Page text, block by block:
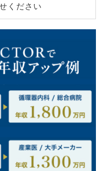
ください